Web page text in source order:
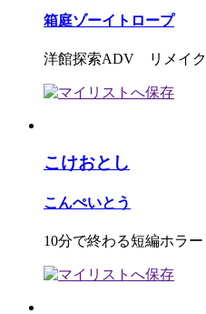
箱庭ゾーイトロープ
洋館探索ADV リメイク
こけおとし
こんぺいとう
10分で終わる短編ホラー